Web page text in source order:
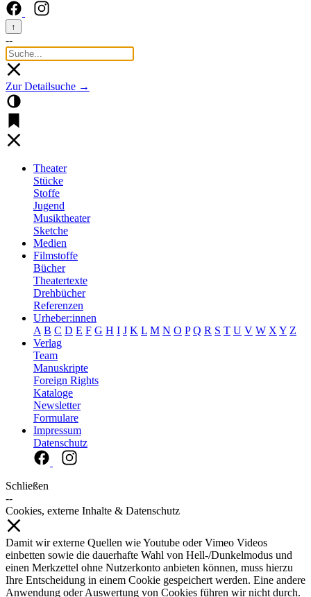
↑
--
Zur Detailsuche →
Theater
Stücke
Stoffe
Jugend
Musiktheater
Sketche
Medien
Filmstoffe
Bücher
Theatertexte
Drehbücher
Referenzen
Urheber:innen
A B C D E F G H I J K L M N O P Q R S T U V W X Y Z
Verlag
Team
Manuskripte
Foreign Rights
Kataloge
Newsletter
Formulare
Impressum
Datenschutz
Schließen
--
Cookies, externe Inhalte & Datenschutz
Damit wir externe Quellen wie Youtube oder Vimeo Videos
einbetten sowie die dauerhafte Wahl von Hell-/Dunkelmodus und
einen Merkzettel ohne Nutzerkonto anbieten können, muss hierzu
Ihre Entscheidung in einem Cookie gespeichert werden. Eine andere
Anwendung oder Auswertung von Cookies führen wir nicht durch.